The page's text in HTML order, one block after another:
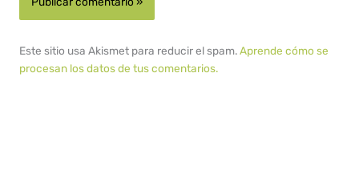
Este sitio usa Akismet para reducir el spam.Aprende cómo se
procesan los datos de tus comentarios.